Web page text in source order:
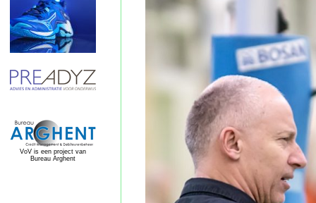
VoV is een project van
Bureau Arghent